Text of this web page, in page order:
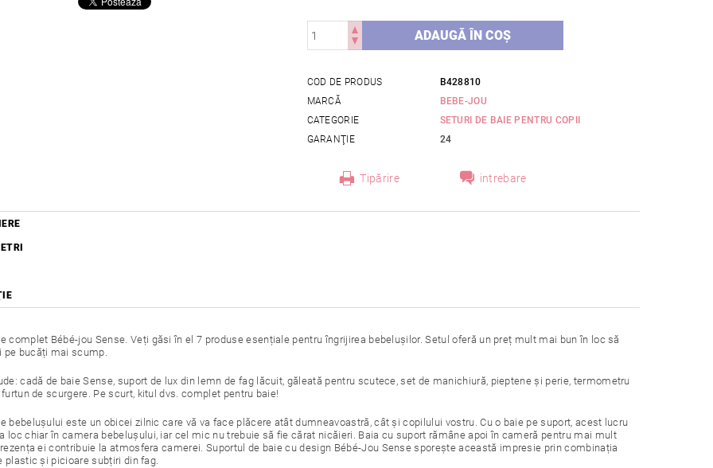
COD DE PRODUS
B428810
MARCĂ
BEBE-JOU
CATEGORIE
SETURI DE BAIE PENTRU COPII
GARANŢIE
24
Tipărire intrebare
complet Bébé-jou Sense. Veți găsi în el 7 produse esențiale pentru îngrijirea bebelușilor. Setul oferă un preț mult mai bun în loc să
pe bucăți mai scump.
cadă de baie Sense, suport de lux din lemn de fag lăcuit, găleată pentru scutece, set de manichiură, pieptene și perie, termometru
de scurgere. Pe scurt, kitul dvs. complet pentru baie!
bebelușului este un obicei zilnic care vă va face plăcere atât dumneavoastră, cât și copilului vostru. Cu o baie pe suport, acest lucru
loc chiar în camera bebelușului, iar cel mic nu trebuie să fie cărat nicăieri. Baia cu suport rămâne apoi în cameră pentru mai mult
ei contribuie la atmosfera camerei. Suportul de baie cu design Bébé-Jou Sense sporește această impresie prin combinația
plastic și picioare subțiri din fag.